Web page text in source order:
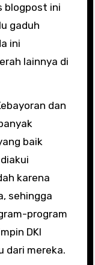
blogpost ini
gaduh
ini
lainnya di
dan
baik
karena
sehingga
program
DKI
dari mereka.